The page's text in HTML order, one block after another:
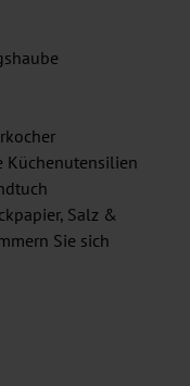
Küchenutensilien
Salz &
Sie sich